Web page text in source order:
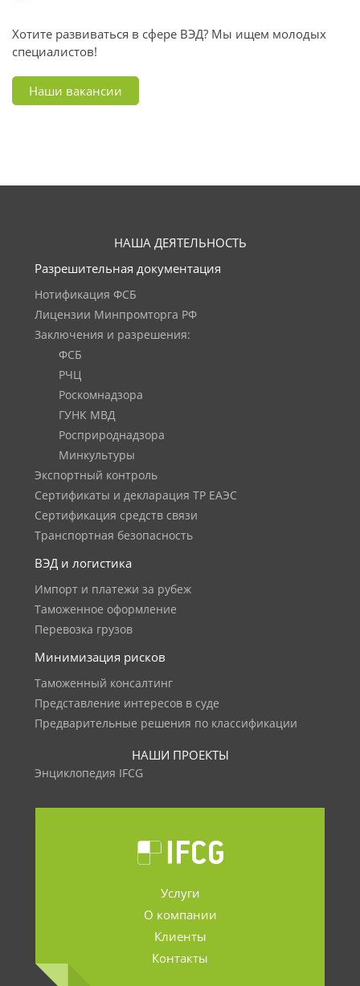
Хотите развиваться в сфере ВЭД? Мы ищем молодых
специалистов!
Наши вакансии
НАША ДЕЯТЕЛЬНОСТЬ
Разрешительная документация
Нотификация ФСБ
Лицензии Минпромторга РФ
Заключения и разрешения:
ФСБ
РЧЦ
Роскомнадзора
ГУНК МВД
Росприроднадзора
Минкультуры
Экспортный контроль
Сертификаты и декларация ТР ЕАЭС
Сертификация средств связи
Транспортная безопасность
ВЭД и логистика
Импорт и платежи за рубеж
Таможенное оформление
Перевозка грузов
Минимизация рисков
Таможенный консалтинг
Представление интересов в суде
Предварительные решения по классификации
НАШИ ПРОЕКТЫ
Энциклопедия IFCG
Услуги
О компании
Клиенты
Контакты